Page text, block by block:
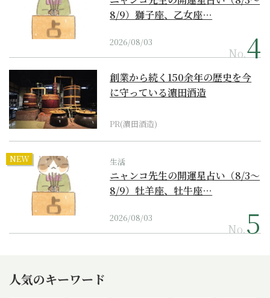
8/9）獅子座、乙女座…
2026/08/03
No.
創業から続く150余年の歴史を今
に守っている濵田酒造
PR(濵田酒造)
NEW 生活
ニャンコ先生の開運星占い（8/3～
8/9）牡羊座、牡牛座…
2026/08/03
No.
人気のキーワード